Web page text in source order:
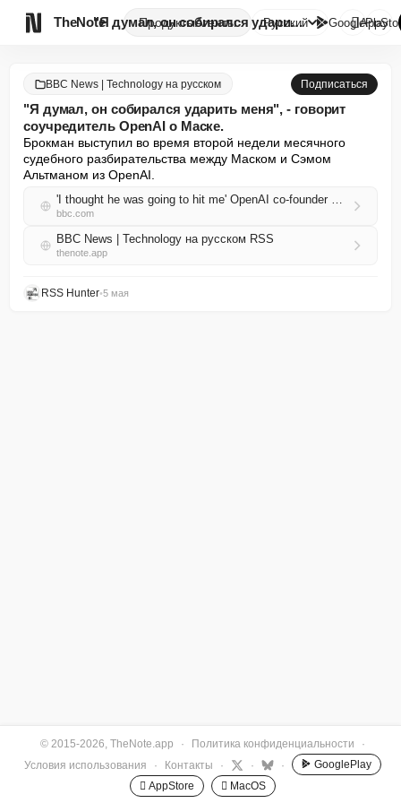
TheNote ПродуктыАгенты "Я думал, он собирался ударить...
Русский GooglePlay

BBC News | Technology на русском Подписаться
"Я думал, он собирался ударить меня", - говорит
соучредитель OpenAI о Маске.
Брокман выступил во время второй недели месячного
судебного разбирательства между Маском и Сэмом
Альтманом из OpenAI.
'I thought he was going to hit me' OpenAI co-founder says of Musk
bbc.com
BBC News | Technology на русском RSS
thenote.app
RSS Hunter•5 мая
© 2015-2026, TheNote.app · Политика конфиденциальности
·
Условия использования
· Контакты · · ·
GooglePlay
 AppStore
 MacOS